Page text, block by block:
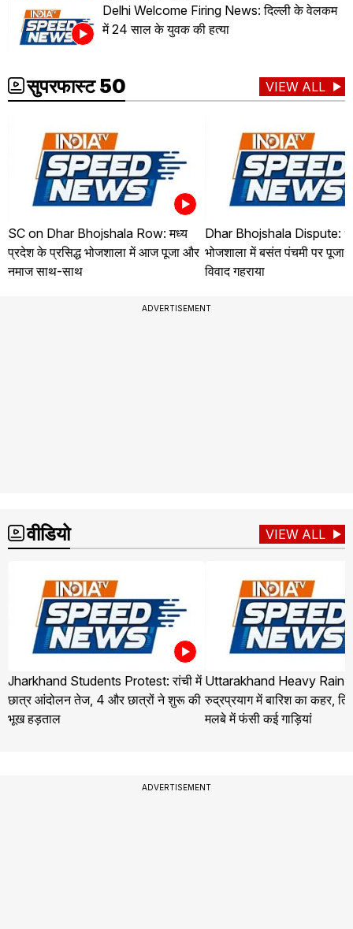
Delhi Welcome Firing News: दिल्ली के वेलकम
में 24 साल के युवक की हत्या
सुपरफास्ट 50 VIEW ALL
SC on Dhar Bhojshala Row: मध्य
प्रदेश के प्रसिद्ध भोजशाला में आज पूजा और
नमाज साथ-साथ
Dhar Bhojshala Dispute:
भोजशाला में बसंत पंचमी पर
विवाद गहराया
ADVERTISEMENT
वीडियो VIEW ALL
Jharkhand Students Protest: रांची में
छात्र आंदोलन तेज, 4 और छात्रों ने शुरू की
भूख हड़ताल
Uttarakhand Heavy Rain
रुद्रप्रयाग में बारिश का कहर,
मलबे में फंसी कई गाड़ियां
ADVERTISEMENT